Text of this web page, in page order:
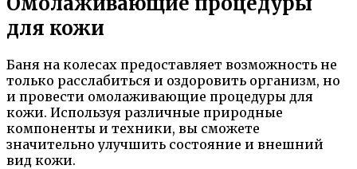
для кожи
Баня на колесах предоставляет возможность не
только расслабиться и оздоровить организм, но
и провести омолаживающие процедуры для
кожи. Используя различные природные
компоненты и техники, вы сможете
значительно улучшить состояние и внешний
вид кожи.